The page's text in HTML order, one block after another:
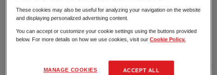
AMARANTE
Rua do Ferro, Lufrei,Amarante
These cookies may also be useful for analyzing your navigation on the website
and displaying personalized advertising content.
You can accept or customize your cookie settings using the buttons provided
below. For more details on how we use cookies, visit ourCookie Policy.
MANAGE COOKIES ACCEPT ALL